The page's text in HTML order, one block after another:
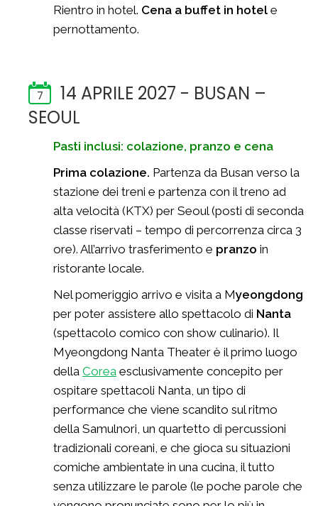
Rientro in hotel. Cena a buffet in hotel e
pernottamento.
7
14 APRILE 2027 - BUSAN –
SEOUL
Pasti inclusi: colazione, pranzo e cena
Prima colazione. Partenza da Busan verso la
stazione dei treni e partenza con il treno ad
alta velocità (KTX) per Seoul (posti di seconda
classe riservati – tempo di percorrenza circa 3
ore). All’arrivo trasferimento e pranzo in
ristorante locale.
Nel pomeriggio arrivo e visita a Myeongdong
per poter assistere allo spettacolo di Nanta
(spettacolo comico con show culinario). Il
Myeongdong Nanta Theater è il primo luogo
della Corea esclusivamente concepito per
ospitare spettacoli Nanta, un tipo di
performance che viene scandito sul ritmo
della Samulnori, un quartetto di percussioni
tradizionali coreani, e che gioca su situazioni
comiche ambientate in una cucina, il tutto
senza utilizzare le parole (le poche parole che